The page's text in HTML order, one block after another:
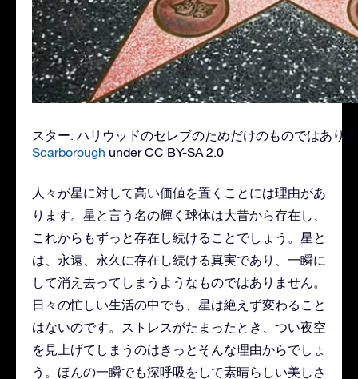
スター: ハリウッドのセレブのためだけのものではあり
Scarborough under CC BY-SA 2.0
人々が星に対して高い価値を置くことには理由があ
ります。星と言う名の輝く球体は大昔から存在し、
これからもずっと存在し続けることでしょう。星と
は、永遠、永久に存在し続ける真実であり、一瞬に
して消え去ってしまうようなものではありません。
日々の忙しい生活の中でも、星は絶えず変わること
はないのです。ストレスがたまったとき、つい夜空
を見上げてしまうのはきっとそんな理由からでしょ
う。ほんの一瞬でも深呼吸をして素晴らしい美しさ